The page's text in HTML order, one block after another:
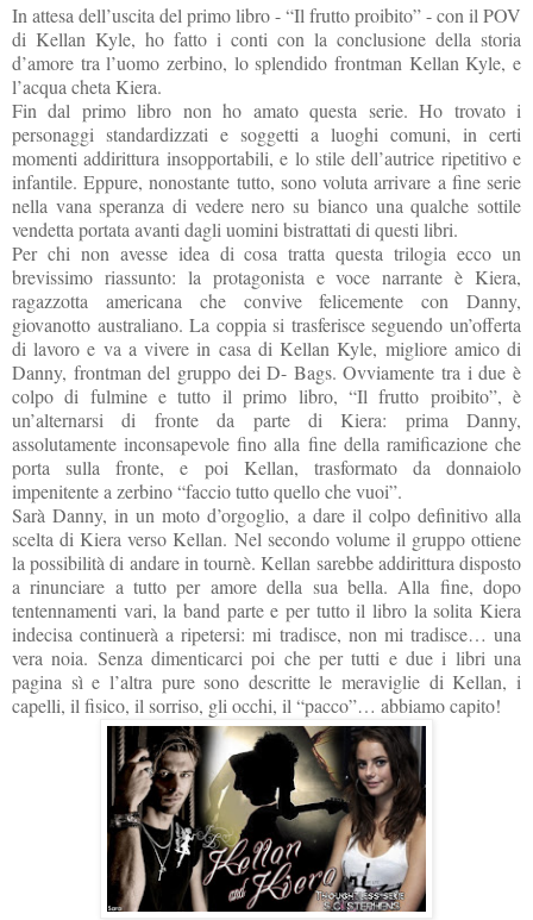
In attesa dell’uscita del primo libro - “Il frutto proibito” - con il POV
di Kellan Kyle, ho fatto i conti con la conclusione della storia
d’amore tra l’uomo zerbino, lo splendido frontman Kellan Kyle, e
l’acqua cheta Kiera.
Fin dal primo libro non ho amato questa serie. Ho trovato i
personaggi standardizzati e soggetti a luoghi comuni, in certi
momenti addirittura insopportabili, e lo stile dell’autrice ripetitivo e
infantile. Eppure, nonostante tutto, sono voluta arrivare a fine serie
nella vana speranza di vedere nero su bianco una qualche sottile
vendetta portata avanti dagli uomini bistrattati di questi libri.
Per chi non avesse idea di cosa tratta questa trilogia ecco un
brevissimo riassunto: la protagonista e voce narrante è Kiera,
ragazzotta americana che convive felicemente con Danny,
giovanotto australiano. La coppia si trasferisce seguendo un’offerta
di lavoro e va a vivere in casa di Kellan Kyle, migliore amico di
Danny, frontman del gruppo dei D- Bags. Ovviamente tra i due è
colpo di fulmine e tutto il primo libro, “Il frutto proibito”, è
un’alternarsi di fronte da parte di Kiera: prima Danny,
assolutamente inconsapevole fino alla fine della ramificazione che
porta sulla fronte, e poi Kellan, trasformato da donnaiolo
impenitente a zerbino “faccio tutto quello che vuoi”.
Sarà Danny, in un moto d’orgoglio, a dare il colpo definitivo alla
scelta di Kiera verso Kellan. Nel secondo volume il gruppo ottiene
la possibilità di andare in tournè. Kellan sarebbe addirittura disposto
a rinunciare a tutto per amore della sua bella. Alla fine, dopo
tentennamenti vari, la band parte e per tutto il libro la solita Kiera
indecisa continuerà a ripetersi: mi tradisce, non mi tradisce… una
vera noia. Senza dimenticarci poi che per tutti e due i libri una
pagina sì e l’altra pure sono descritte le meraviglie di Kellan, i
capelli, il fisico, il sorriso, gli occhi, il “pacco”… abbiamo capito!